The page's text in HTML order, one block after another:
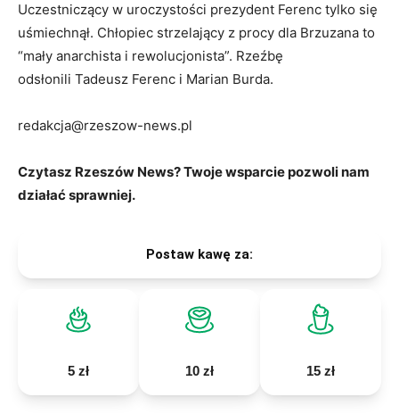
Uczestniczący w uroczystości prezydent Ferenc tylko się
uśmiechnął. Chłopiec strzelający z procy dla Brzuzana to
“mały anarchista i rewolucjonista”. Rzeźbę
odsłonili Tadeusz Ferenc i Marian Burda.
redakcja@rzeszow-news.pl
Czytasz Rzeszów News? Twoje wsparcie pozwoli nam
działać sprawniej.
Postaw kawę za:
5 zł 10 zł 15 zł